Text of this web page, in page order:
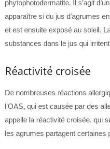
phytophotodermatite. Il s’agit
apparaître si du jus d’agrumes
et est ensuite exposé au soleil.
substances dans le jus qui
Réactivité croisée
De nombreuses réactions
l’OAS, qui est causée par des
appelle la réactivité croisée, qui
les agrumes partagent certaines